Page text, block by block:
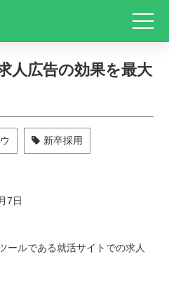
人広告の効果を最大
新卒採用
7日
ールである就活サイトでの求人